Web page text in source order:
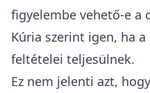
értelmében
illetékkedvezménye
esetekben is, amikor a
lakás ugyanazon